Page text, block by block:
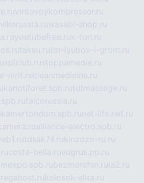
vintovoykompressor.ru
vlknrussia.ruwasabi-shop.ru
youtubefree.rux-ton.ru
taksu.rutor-lyubov-i-grom.ru
splclub.rustoppamedia.ru
ivrit.rucleanmedicine.ru
kanotiforet.spb.rututmassage.ru
falcorussia.ru
kamertondom.spb.ru net-life.net.ru
alliance-electro.spb.ru
tdsak74.rukinzozo-ru.ru
costa-bella.rueugrus.pp.ru
bezmorchin.ru ia2.ru
regahost.rukolosok-elita.ru